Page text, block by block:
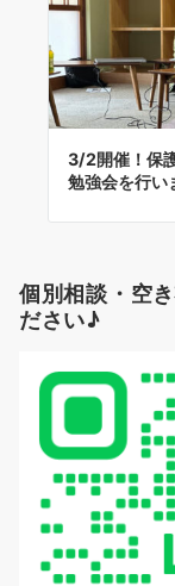
3/2開催！保
勉強会を行い
個別相談・空
ださい♪